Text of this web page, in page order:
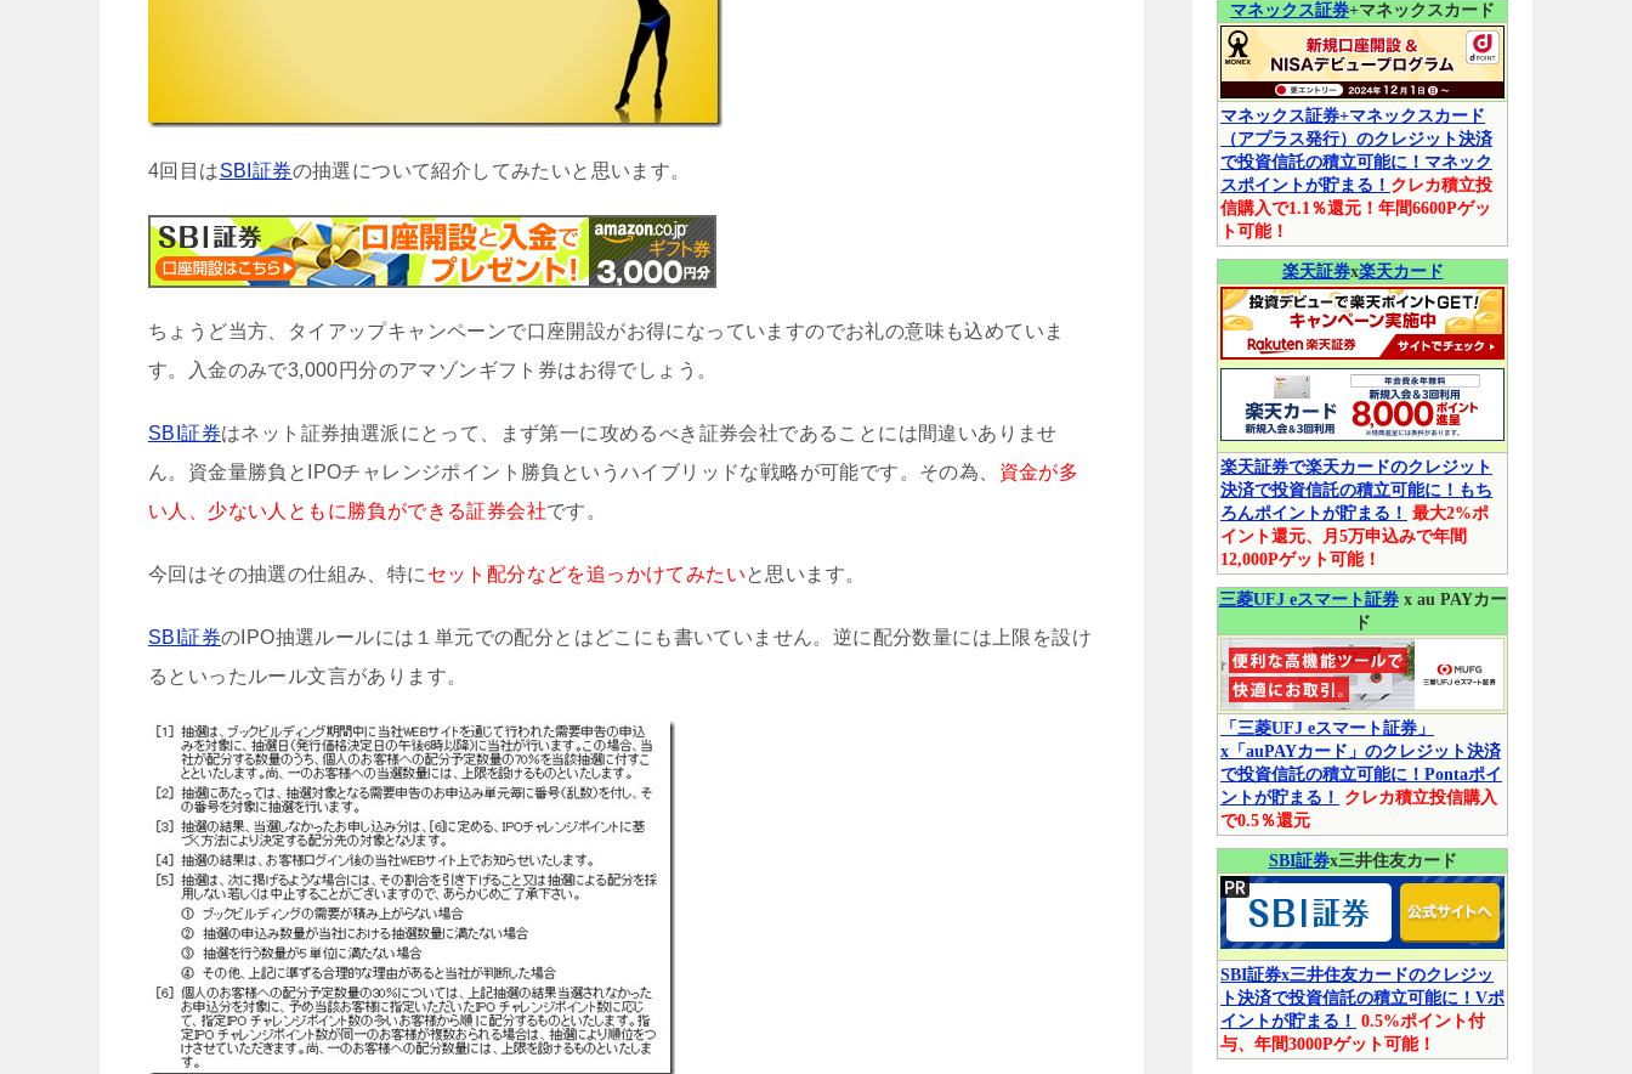
4回目はSBI証券の抽選について紹介してみたいと思います。
ちょうど当方、タイアップキャンペーンで口座開設がお得になっていますのでお礼の意味も込めていま
す。入金のみで3,000円分のアマゾンギフト券はお得でしょう。
SBI証券はネット証券抽選派にとって、まず第一に攻めるべき証券会社であることには間違いありませ
ん。資金量勝負とIPOチャレンジポイント勝負というハイブリッドな戦略が可能です。その為、 資金が多
い人、少ない人ともに勝負ができる証券会社です。
今回はその抽選の仕組み、特に セット配分などを追っかけてみたいと思います。
SBI証券のIPO抽選ルールには１単元での配分とはどこにも書いていません。逆に配分数量には上限を設け
るといったルール文言があります。
マネックス証券+マネックスカード
マネックス証券+マネックスカード
（アプラス発行）のクレジット決済
で投資信託の積立可能に！マネック
スポイントが貯まる！ クレカ積立投
信購入で1.1％還元！年間6600Pゲッ
ト可能！
楽天証券x楽天カード
楽天証券で楽天カードのクレジット
決済で投資信託の積立可能に！もち
ろんポイントが貯まる！ 最大2%ポ
イント還元、月5万申込みで年間
12,000Pゲット可能！
三菱UFJ eスマート証券x au PAYカー
ド
「三菱UFJ eスマート証券」
x「auPAYカード」のクレジット決済
で投資信託の積立可能に！Pontaポイ
ントが貯まる！
クレカ積立投信購入
で0.5％還元
SBI証券x三井住友カード
SBI証券x三井住友カードのクレジッ
ト決済で投資信託の積立可能に！Vポ
イントが貯まる！ 0.5%ポイント付
与、年間3000Pゲット可能！